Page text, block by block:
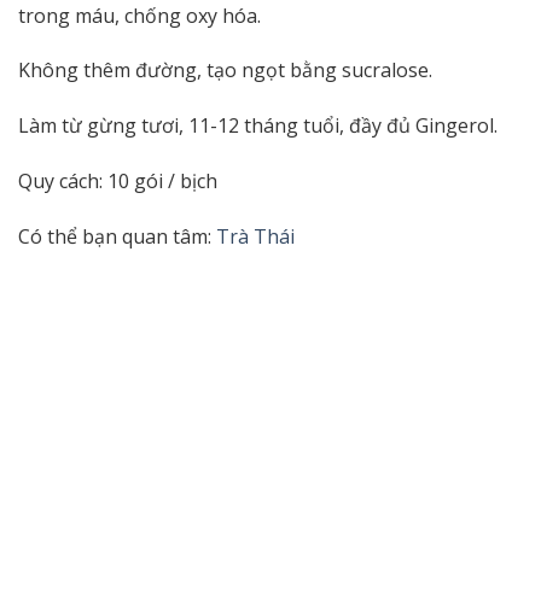
trong máu, chống oxy hóa.
Không thêm đường, tạo ngọt bằng sucralose.
Làm từ gừng tươi, 11-12 tháng tuổi, đầy đủ Gingerol.
Quy cách: 10 gói / bịch
Có thể bạn quan tâm: Trà Thái